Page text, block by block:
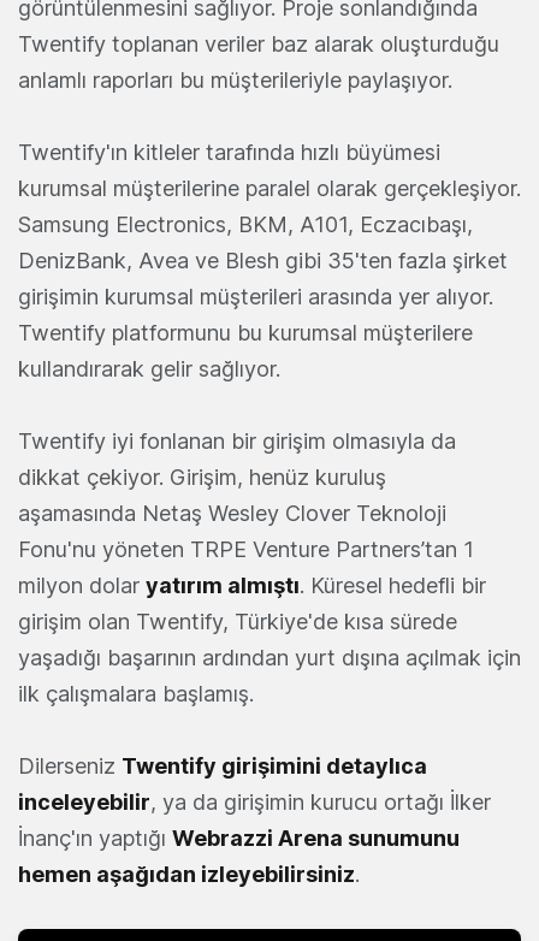
görüntülenmesini sağlıyor. Proje sonlandığında
Twentify toplanan veriler baz alarak oluşturduğu
anlamlı raporları bu müşterileriyle paylaşıyor.
Twentify'ın kitleler tarafında hızlı büyümesi
kurumsal müşterilerine paralel olarak gerçekleşiyor.
Samsung Electronics, BKM, A101, Eczacıbaşı,
DenizBank, Avea ve Blesh gibi 35'ten fazla şirket
girişimin kurumsal müşterileri arasında yer alıyor.
Twentify platformunu bu kurumsal müşterilere
kullandırarak gelir sağlıyor.
Twentify iyi fonlanan bir girişim olmasıyla da
dikkat çekiyor. Girişim, henüz kuruluş
aşamasında Netaş Wesley Clover Teknoloji
Fonu'nu yöneten TRPE Venture Partners’tan 1
milyon dolar yatırım almıştı. Küresel hedefli bir
girişim olan Twentify, Türkiye'de kısa sürede
yaşadığı başarının ardından yurt dışına açılmak için
ilk çalışmalara başlamış.
Dilerseniz Twentify girişimini detaylıca
inceleyebilir, ya da girişimin kurucu ortağı İlker
İnanç'ın yaptığı Webrazzi Arena sunumunu
hemen aşağıdan izleyebilirsiniz.